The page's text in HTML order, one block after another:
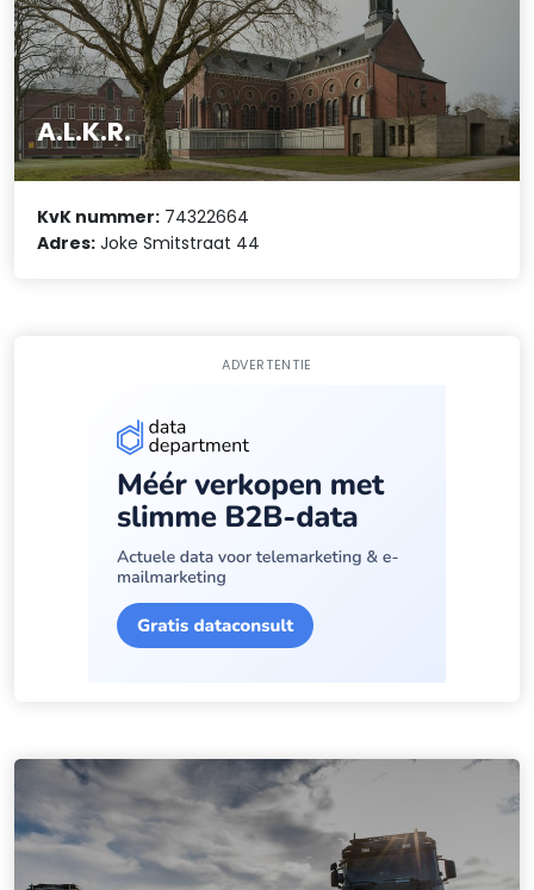
A.L.K.R.
KvK nummer: 74322664
Adres: Joke Smitstraat 44
ADVERTENTIE